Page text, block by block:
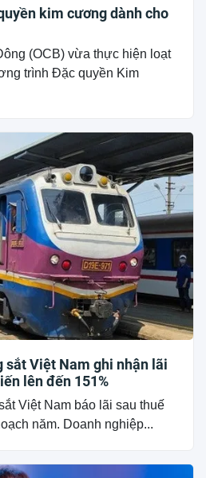
kim cương dành cho
(OCB) vừa thực hiện loạt
trình Đặc quyền Kim
sắt Việt Nam ghi nhận lãi
lên đến 151%
Việt Nam báo lãi sau thuế
năm. Doanh nghiệp...